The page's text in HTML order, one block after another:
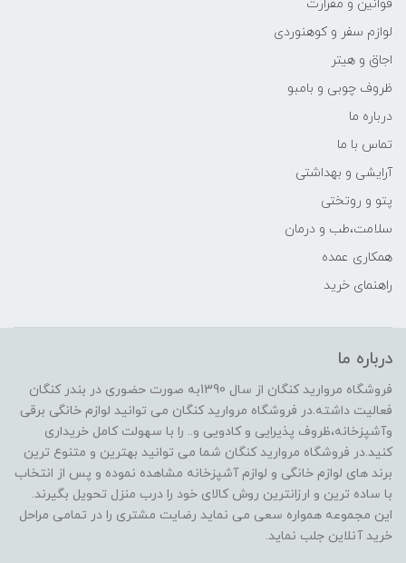
قوانین و مقرارت
لوازم سفر و کوهنوردی
اجاق و هیتر
ظروف چوبی و بامبو
درباره ما
تماس با ما
آرایشی و بهداشتی
پتو و روتختی
سلامت،طب و درمان
همکاری عمده
راهنمای خرید
درباره ما
فروشگاه مروارید کنگان از سال 1390به صورت حضوری در بندر کنگان
فعالیت داشته.در فروشگاه مروارید کنگان می توانید لوازم خانگی برقی
وآشپزخانه،ظروف پذیرایی و کادویی و.. را با سهولت کامل خریداری
کنید.در فروشگاه مروارید کنگان شما می توانید بهترین و متنوع ترین
برند های لوازم خانگی و لوازم آشپزخانه مشاهده نموده و پس از انتخاب
با ساده ترین و ارزانترین روش کالای خود را درب منزل تحویل بگیرند.
این مجموعه همواره سعی می نماید رضایت مشتری را در تمامی مراحل
خرید آنلاین جلب نماید.